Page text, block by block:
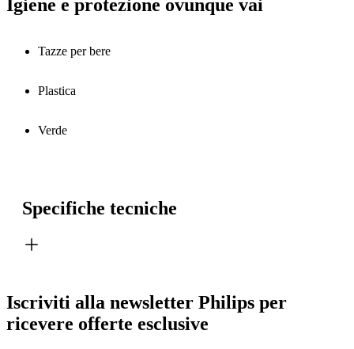
Igiene e protezione ovunque vai
Tazze per bere
Plastica
Verde
Specifiche tecniche
Iscriviti alla newsletter Philips per
ricevere offerte esclusive